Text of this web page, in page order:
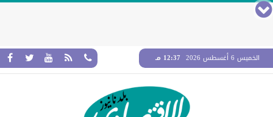
الخميس 6 أغسطس 2026 12:37 مـ